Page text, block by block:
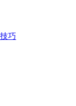
巧